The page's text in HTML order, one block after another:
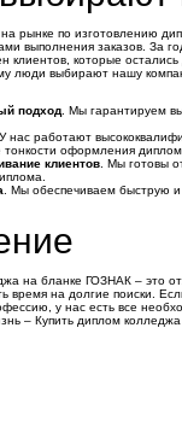
рынке по изготовлению
выполнения заказов. За
клиентов, которые
люди выбирают нашу
подход . Мы гарантируем
У нас работают
тонкости оформления
клиентов . Мы готовы
. Мы обеспечиваем быструю
на бланке ГОЗНАК – это
время на долгие поиски.
у нас есть все
– Купить диплом